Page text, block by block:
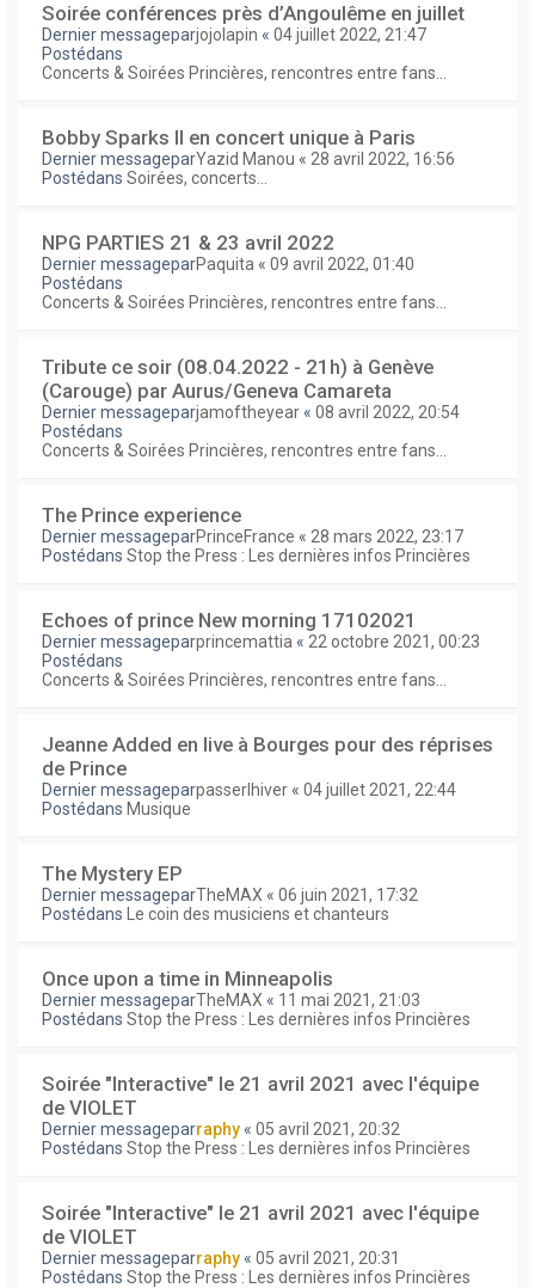
Soirée conférences près d’Angoulême en juillet
Dernier messageparjojolapin « 04 juillet 2022, 21:47
Postédans
Concerts & Soirées Princières, rencontres entre fans...
Bobby Sparks II en concert unique à Paris
Dernier messageparYazid Manou « 28 avril 2022, 16:56
Postédans Soirées, concerts...
NPG PARTIES 21 & 23 avril 2022
Dernier messageparPaquita « 09 avril 2022, 01:40
Postédans
Concerts & Soirées Princières, rencontres entre fans...
Tribute ce soir (08.04.2022 - 21h) à Genève
(Carouge) par Aurus/Geneva Camareta
Dernier messageparjamoftheyear « 08 avril 2022, 20:54
Postédans
Concerts & Soirées Princières, rencontres entre fans...
The Prince experience
Dernier messageparPrinceFrance « 28 mars 2022, 23:17
Postédans Stop the Press : Les dernières infos Princières
Echoes of prince New morning 17102021
Dernier messageparprincemattia « 22 octobre 2021, 00:23
Postédans
Concerts & Soirées Princières, rencontres entre fans...
Jeanne Added en live à Bourges pour des réprises
de Prince
Dernier messageparpasserlhiver « 04 juillet 2021, 22:44
Postédans Musique
The Mystery EP
Dernier messageparTheMAX « 06 juin 2021, 17:32
Postédans
Le coin des musiciens et chanteurs
Once upon a time in Minneapolis
Dernier messageparTheMAX « 11 mai 2021, 21:03
Postédans Stop the Press : Les dernières infos Princières
Soirée "Interactive" le 21 avril 2021 avec l'équipe
de VIOLET
Dernier messageparraphy « 05 avril 2021, 20:32
Postédans Stop the Press : Les dernières infos Princières
Soirée "Interactive" le 21 avril 2021 avec l'équipe
de VIOLET
Dernier messageparraphy « 05 avril 2021, 20:31
Postédans Stop the Press : Les dernières infos Princières